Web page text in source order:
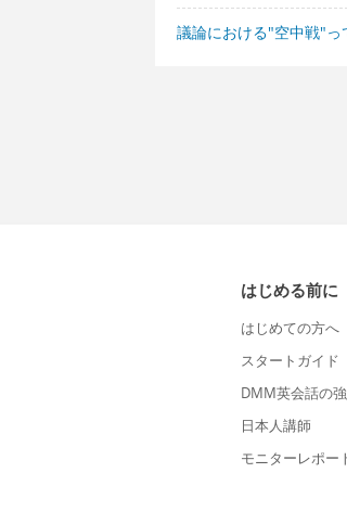
議論における"空中戦"っ
はじめる前に
はじめての方へ
スタートガイド
DMM英会話の
日本人講師
モニターレポー